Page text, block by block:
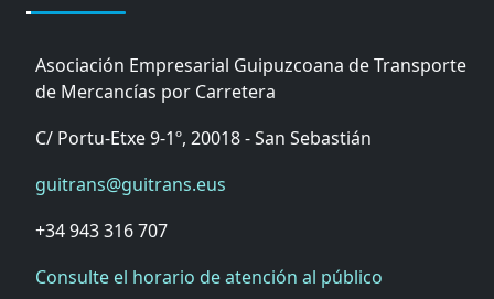
Asociación Empresarial Guipuzcoana de Transporte
de Mercancías por Carretera
C/ Portu-Etxe 9-1º, 20018 - San Sebastián
guitrans@guitrans.eus
+34 943 316 707
Consulte el horario de atención al público